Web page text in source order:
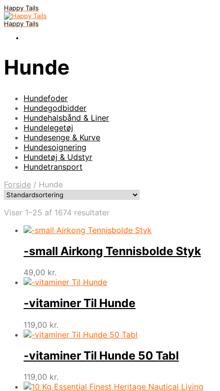
Happy Tails
Happy Tails
Hunde
Hundefoder
Hundegodbidder
Hundehalsbånd & Liner
Hundelegetøj
Hundesenge & Kurve
Hundesoignering
Hundetøj & Udstyr
Hundetransport
Forside / Hunde
Viser 1–25 af 1674 resultater
-small Airkong Tennisbolde Styk
49,00 kr.
-vitaminer Til Hunde
119,00 kr.
-vitaminer Til Hunde 50 Tabl
119,00 kr.